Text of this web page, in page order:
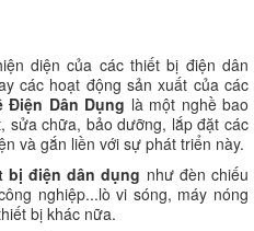
diện của các thiết bị điện dân
các hoạt động sản xuất của các
Điện Dân Dụng là một nghề bao
sửa chữa, bảo dưỡng, lắp đặt các
và gắn liền với sự phát triển này.
bị điện dân dụng như đèn chiếu
nghiệp...lò vi sóng, máy nóng
bị khác nữa.